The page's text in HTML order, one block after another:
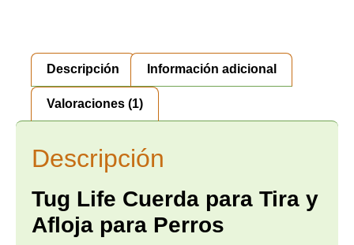
Descripción Información adicional
Valoraciones (1)
Descripción
Tug Life Cuerda para Tira y
Afloja para Perros